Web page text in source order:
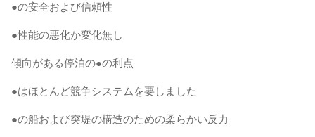
●の安全および信頼性
●性能の悪化か変化無し
傾向がある停泊の●の利点
●はほとんど競争システムを要しました
●の船および突堤の構造のための柔らかい反力